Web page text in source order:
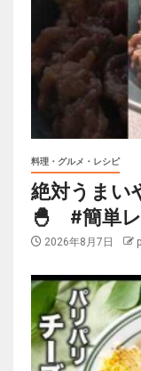
料理・グルメ・レシピ
絶対うまい
🐣 #簡単
2026年8月7日